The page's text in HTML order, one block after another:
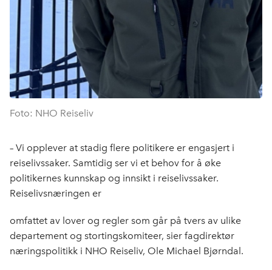
Foto: NHO Reiseliv
– Vi opplever at stadig flere politikere er engasjert i
reiselivssaker. Samtidig ser vi et behov for å øke
politikernes kunnskap og innsikt i reiselivssaker.
Reiselivsnæringen er
omfattet av lover og regler som går på tvers av ulike
departement og stortingskomiteer, sier fagdirektør
næringspolitikk i NHO Reiseliv, Ole Michael Bjørndal.